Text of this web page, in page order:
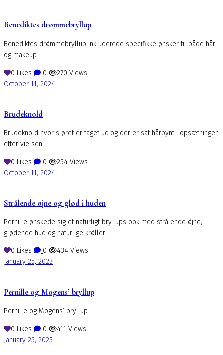
Benediktes drømmebryllup
Benediktes drømmebryllup inkluderede specifikke ønsker til både hår
og makeup
0 Likes 0 270 Views
October 11, 2024
Brudeknold
Brudeknold hvor sløret er taget ud og der er sat hårpynt i opsætningen
efter vielsen
0 Likes 0 254 Views
October 11, 2024
Strålende øjne og glød i huden
Pernille ønskede sig et naturligt bryllupslook med strålende øjne,
glødende hud og naturlige krøller.
0 Likes 0 434 Views
January 25, 2023
Pernille og Mogens’ bryllup
Pernille og Mogens’ bryllup
0 Likes 0 411 Views
January 25, 2023